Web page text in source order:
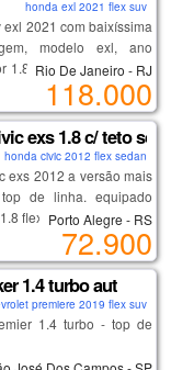
linha em condições
com preço reduzido
intermediário.
cópia
2026
com qualidade e
honda exl 2021 flex suv
exl 2021 com baixíssima
modelo exl, ano
1.8 flex sohc i-vtec com
de 140 cv, câmbio
assistente de partida
excelente espaço
para cidade e
baixo custo de
alta confiabilidade
todo revisado na
honda, manual do
chave reserva, detalhes
ar-condicionado
gelando, central
touchscreen, rodas de
17”, câmera de ré com
distância, sensores de
Rio De Janeiro - RJ
118.000
exs 1.8 c/ teto solar
honda civic 2012 flex sedan
exs 2012 a versão mais
de linha. equipado
flex (140 cv) e câmbio
de 5 marchas, teto solar,
estabilidade, bancos em
shifts (cambio
Porto Alegre - RS
72.900
1.4 turbo aut
premiere 2019 flex suv
1.4 turbo - top de
bancos em couro,